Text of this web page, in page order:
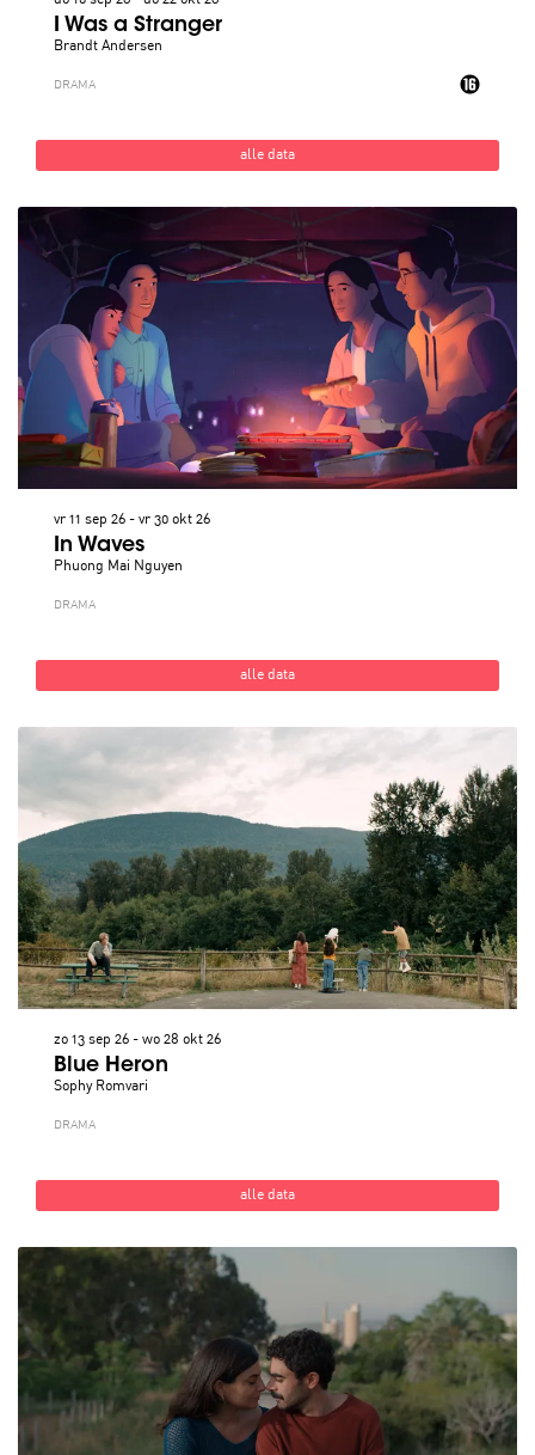
I Was a Stranger
Brandt Andersen
DRAMA
alle data
In Waves
Phuong Mai Nguyen
vr 11 sep 26 - vr 30 okt 26
DRAMA
alle data
Blue Heron
Sophy Romvari
zo 13 sep 26 - wo 28 okt 26
DRAMA
alle data